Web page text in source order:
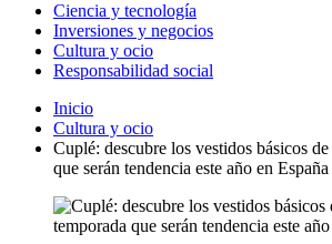
Ciencia y tecnología
Inversiones y negocios
Cultura y ocio
Responsabilidad social
Inicio
Cultura y ocio
Cuplé: descubre los vestidos básicos
que serán tendencia este año en España